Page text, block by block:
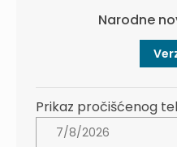
Narodne
Prikaz pročišćenog